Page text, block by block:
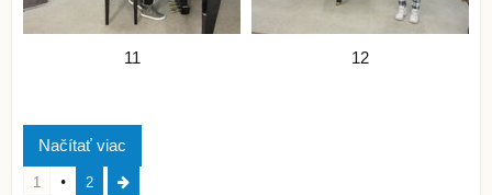
11 12
Načítať viac
1 2